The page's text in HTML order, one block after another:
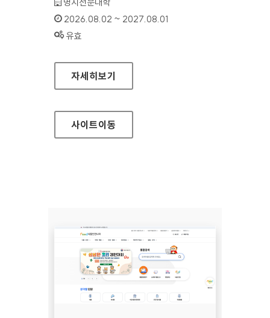
인증기간 :
2026.08.02 ~ 2027.08.01
상태 :
유효
명지전문대학
자세히보기
사이트이동